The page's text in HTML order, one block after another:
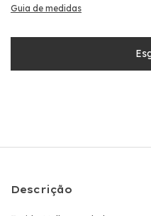
Guia de medidas
Descrição